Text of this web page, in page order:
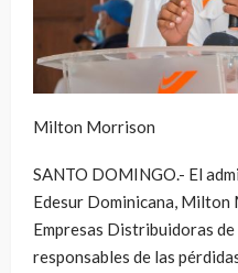
Milton Morrison
SANTO DOMINGO.- El
Edesur Dominicana, Milton
Empresas Distribuidoras
responsables de las